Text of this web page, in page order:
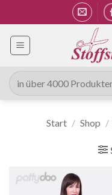
Inhalt
springen
Suche
nach:
Start / Shop /